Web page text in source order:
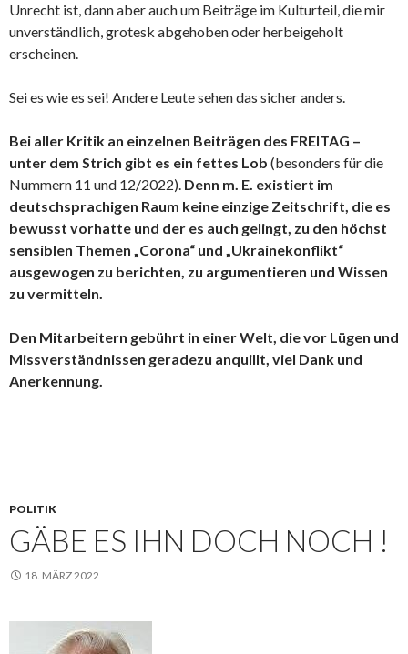
Unrecht ist, dann aber auch um Beiträge im Kulturteil, die mir
unverständlich, grotesk abgehoben oder herbeigeholt
erscheinen.
Sei es wie es sei! Andere Leute sehen das sicher anders.
Bei aller Kritik an einzelnen Beiträgen des FREITAG –
unter dem Strich gibt es ein fettes Lob (besonders für die
Nummern 11 und 12/2022). Denn m. E. existiert im
deutschsprachigen Raum keine einzige Zeitschrift, die es
bewusst vorhatte und der es auch gelingt, zu den höchst
sensiblen Themen „Corona“ und „Ukrainekonflikt“
ausgewogen zu berichten, zu argumentieren und Wissen
zu vermitteln.
Den Mitarbeitern gebührt in einer Welt, die vor Lügen und
Missverständnissen geradezu anquillt, viel Dank und
Anerkennung.
POLITIK
GÄBE ES IHN DOCH NOCH !
18. MÄRZ 2022